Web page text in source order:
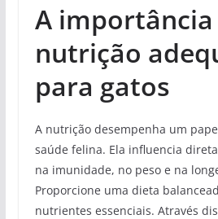
A importância
nutrição
para gatos
A nutrição desempenha um
saúde felina. Ela influencia
na imunidade, no peso e na
Proporcione uma dieta
nutrientes essenciais. Através